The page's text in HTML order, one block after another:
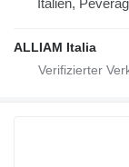
Italien,
ALLIAM Italia